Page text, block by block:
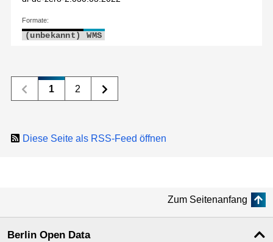
Formate:
(unbekannt) WMS
1 2
Diese Seite als RSS-Feed öffnen
Zum Seitenanfang
Berlin Open Data